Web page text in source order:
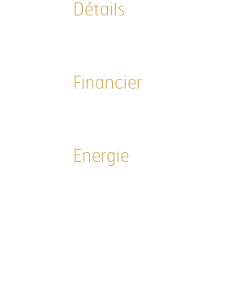
Détails
Financier
Energie